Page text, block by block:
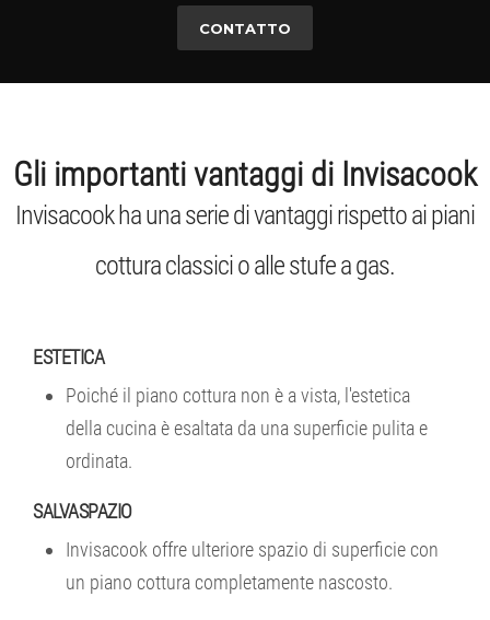
CONTATTO
Gli importanti vantaggi di Invisacook
Invisacook ha una serie di vantaggi rispetto ai piani
cottura classici o alle stufe a gas.
ESTETICA
Poiché il piano cottura non è a vista, l'estetica
della cucina è esaltata da una superficie pulita e
ordinata.
SALVASPAZIO
Invisacook offre ulteriore spazio di superficie con
un piano cottura completamente nascosto.